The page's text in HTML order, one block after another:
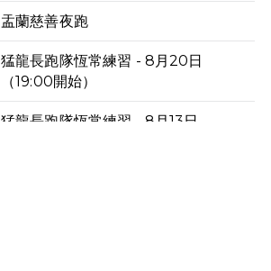
盂蘭慈善夜跑
猛龍長跑隊恆常練習 - 8月20日
（19:00開始）
猛龍長跑隊恆常練習 - 8月13日